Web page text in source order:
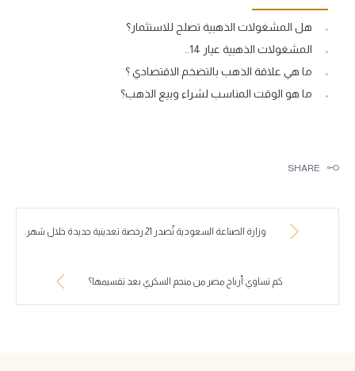
هل المشغولات الذهبية تصلح للاستثمار؟
المشغولات الذهبية عيار 14..
ما هي علاقة الذهب بالتضخم الاقتصادي ؟
ما هو الوقت المناسب لشراء وبيع الذهب؟
SHARE
وزارة الصناعة السعودية تُصدر 21 رخصة تعدينية جديدة خلال شهر.
كم تساوي أرباح مصر من منجم السكري بعد تقسيمها؟